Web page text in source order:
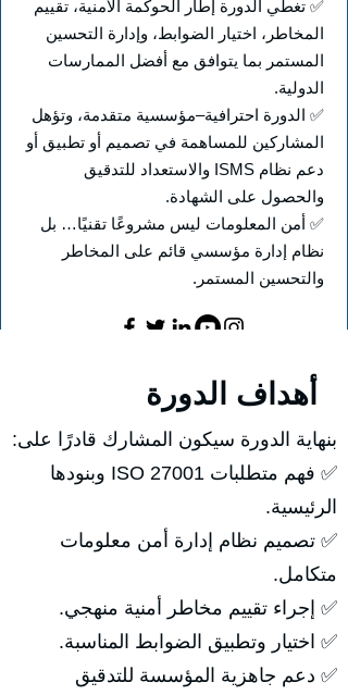
✅ تغطي الدورة إطار الحوكمة الأمنية، تقييم
المخاطر، اختيار الضوابط، وإدارة التحسين
المستمر بما يتوافق مع أفضل الممارسات
الدولية.
✅ الدورة احترافية–مؤسسية متقدمة، وتؤهل
المشاركين للمساهمة في تصميم أو تطبيق أو
دعم نظام ISMS والاستعداد للتدقيق
والحصول على الشهادة.
✅ أمن المعلومات ليس مشروعًا تقنيًا… بل
نظام إدارة مؤسسي قائم على المخاطر
والتحسين المستمر.
بنهاية الدورة سيكون المشارك قادرًا على:
✅ فهم متطلبات ISO 27001 وبنودها
الرئيسية.
✅ تصميم نظام إدارة أمن معلومات
متكامل.
✅ إجراء تقييم مخاطر أمنية منهجي.
✅ اختيار وتطبيق الضوابط المناسبة.
✅ دعم جاهزية المؤسسة للتدقيق